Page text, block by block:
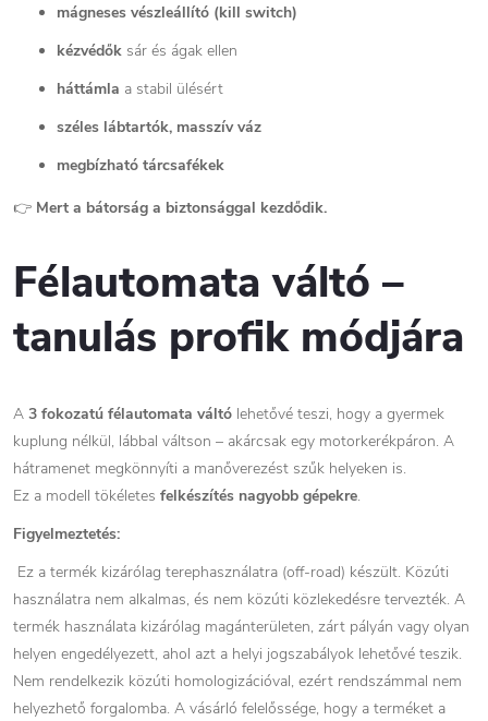
mágneses vészleállító (kill switch)
kézvédők sár és ágak ellen
háttámla a stabil ülésért
széles lábtartók, masszív váz
megbízható tárcsafékek
👉 Mert a bátorság a biztonsággal kezdődik.
Félautomata váltó –
tanulás profik módjára
A 3 fokozatú félautomata váltó lehetővé teszi, hogy a gyermek
kuplung nélkül, lábbal váltson – akárcsak egy motorkerékpáron. A
hátramenet megkönnyíti a manőverezést szűk helyeken is.
Ez a modell tökéletes felkészítés nagyobb gépekre.
Figyelmeztetés:
Ez a termék kizárólag terephasználatra (off-road) készült. Közúti
használatra nem alkalmas, és nem közúti közlekedésre tervezték. A
termék használata kizárólag magánterületen, zárt pályán vagy olyan
helyen engedélyezett, ahol azt a helyi jogszabályok lehetővé teszik.
Nem rendelkezik közúti homologizációval, ezért rendszámmal nem
helyezhető forgalomba. A vásárló felelőssége, hogy a terméket a